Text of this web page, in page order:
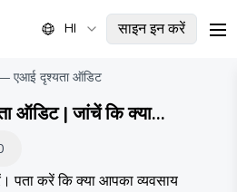
HI साइन इन करें
एआई दृश्यता ऑडिट
ऑडिट | जांचें कि क्या
का पता है
पता करें कि क्या आपका व्यवसाय